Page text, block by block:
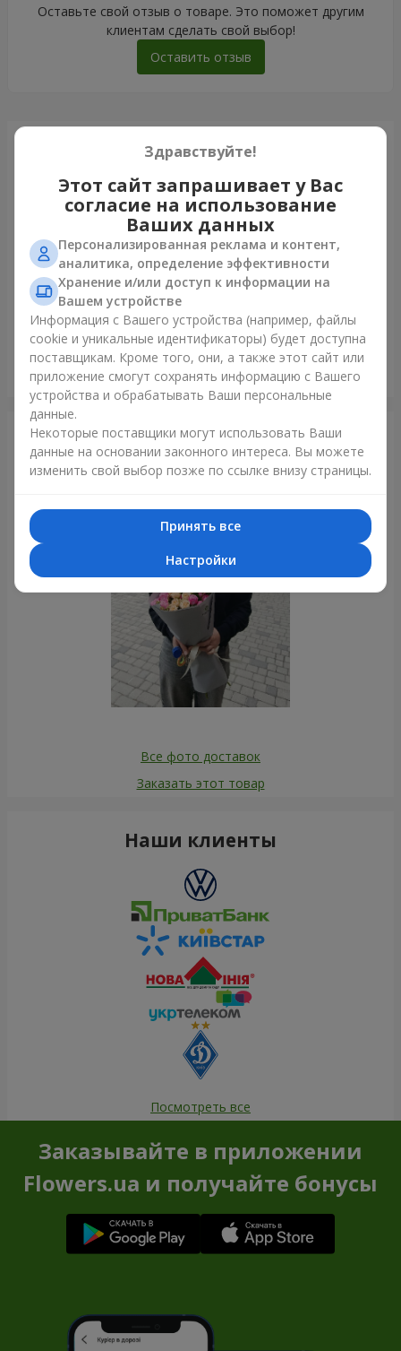
Оставьте свой отзыв о товаре. Это поможет другим
клиентам сделать свой выбор!
Оставить отзыв
Только что доставили
Букет "Blue ball"
Ирпень
Фотогалерея
Все фото доставок
Заказать этот товар
Наши клиенты
Посмотреть все
Заказывайте в приложении
Flowers.ua и получайте бонусы
Здравствуйте!
Этот сайт запрашивает у Вас
согласие на использование
Ваших данных
Персонализированная реклама и контент,
аналитика, определение эффективности
Хранение и/или доступ к информации на
Вашем устройстве
Информация с Вашего устройства (например, файлы
cookie и уникальные идентификаторы) будет доступна
поставщикам. Кроме того, они, а также этот сайт или
приложение смогут сохранять информацию с Вашего
устройства и обрабатывать Ваши персональные
данные.
Некоторые поставщики могут использовать Ваши
данные на основании законного интереса. Вы можете
изменить свой выбор позже по ссылке внизу страницы.
Принять все
Настройки